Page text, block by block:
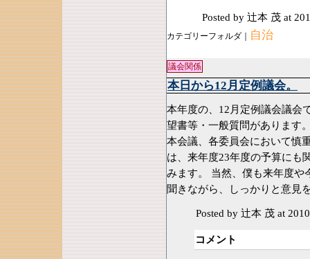
Posted by 辻本 茂 at
カテゴリーフォルダ｜ 自治
議会関係
本日から12月定例議会。
本年度の、12月定例議会議会
望書等・一般質問があります
本会議、各委員会において慎
は、来年度23年度の予算にも
みます。 当然、僕も来年度や
聞きながら、しっかりと意見
Posted by 辻本 茂 at
コメント